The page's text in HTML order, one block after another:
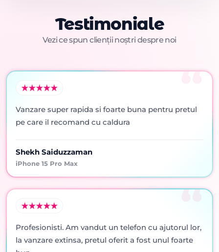
Testimoniale
Vezi ce spun clienții noștri despre noi
Vanzare super rapida si foarte buna pentru pretul
pe care il recomand cu caldura
Shekh Saiduzzaman
iPhone 15 Pro Max
Profesionisti. Am vandut un telefon cu ajutorul lor,
la vanzare extinsa, pretul oferit a fost unul foarte